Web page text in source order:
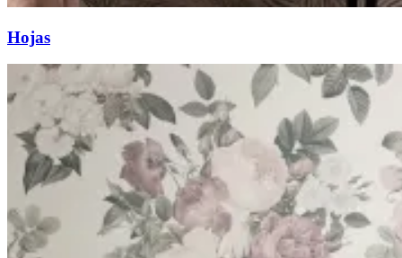
Hojas